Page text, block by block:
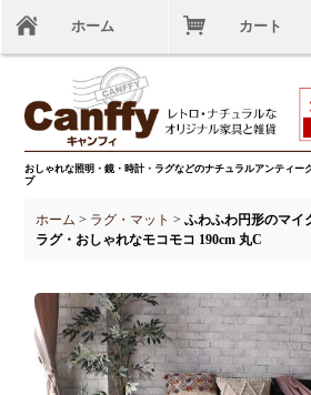
ホーム カート
おしゃれな照明・鏡・時計・ラグなどのナチュラルアンティー
プ
ホーム > ラグ・マット >ふわふわ円形のマイ
ラグ・おしゃれなモコモコ 190cm 丸C